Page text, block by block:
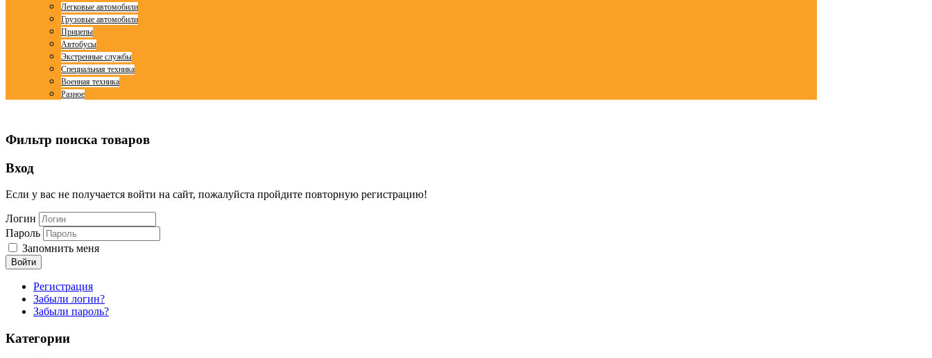
Легковые автомобили
Грузовые автомобили
Прицепы
Автобусы
Экстренные службы
Специальная техника
Военная техника
Разное
Фильтр поиска товаров
Вход
Если у вас не получается войти на сайт, пожалуйста пройдите повторную регистрацию!
Логин
Пароль
Запомнить меня
Войти
Регистрация
Забыли логин?
Забыли пароль?
Категории